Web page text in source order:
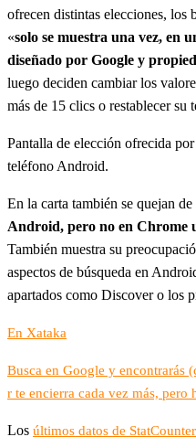
ofrecen distintas elecciones, los
«solo se muestra una vez, en
diseñado por Google y
luego deciden cambiar los
más de 15 clics o restablecer su
Pantalla de elección ofrecida
teléfono Android.
En la carta también se quejan de
Android, pero no en Chrome
También muestra su
aspectos de búsqueda en
apartados como Discover o los
En Xataka
Busca en Google y encontrarás
r te encierra cada vez más, pero
Los últimos datos de StatCounter